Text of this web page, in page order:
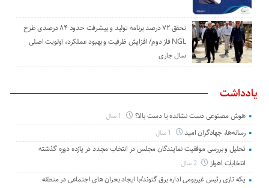
تحقق ۷۲ درصد برنامه تولید و پیشرفت حدود ۸۴ درصدی طرح
NGL فاز دوم/ افزایش ظرفیت و بهبود عملکرد، اولویت اصلی
سال جاری
یادداشت
هوش مصنوعی دست نشانده یا دست بالا؟
رسانه‌ها، جهادگران امید
تحلیل و بررسی موفقیت نمایندگان مجلس در انتخاب مجدد در یازده دوره گذشته
انتخابات اهواز
2 سال
یکه تازی رئیس غیربومی اداره برق گتوند/با ایجاد بحران های اجتماعی در منطقه